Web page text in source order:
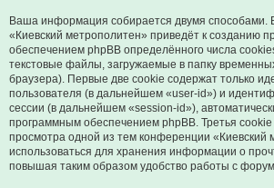
Ваша информация собирается двумя способами.
«Киевский метрополитен» приведёт к созданию
обеспечением phpBB определённого числа
текстовые файлы, загружаемые в папку
браузера). Первые две cookie содержат только
пользователя (в дальнейшем «user-id») и
сессии (в дальнейшем «session-id»),
программным обеспечением phpBB. Третья cookie
просмотра одной из тем конференции «Киевский
использоваться для хранения информации о
повышая таким образом удобство работы с